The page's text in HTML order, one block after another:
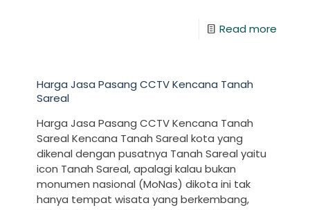
Read more
Harga Jasa Pasang CCTV Kencana Tanah
Sareal
Harga Jasa Pasang CCTV Kencana Tanah
Sareal Kencana Tanah Sareal kota yang
dikenal dengan pusatnya Tanah Sareal yaitu
icon Tanah Sareal, apalagi kalau bukan
monumen nasional (MoNas) dikota ini tak
hanya tempat wisata yang berkembang,